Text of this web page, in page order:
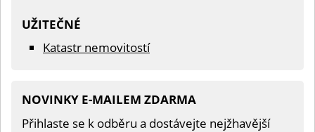
UŽITEČNÉ
Katastr nemovitostí
NOVINKY E-MAILEM ZDARMA
Přihlaste se k odběru a dostávejte nejžhavější